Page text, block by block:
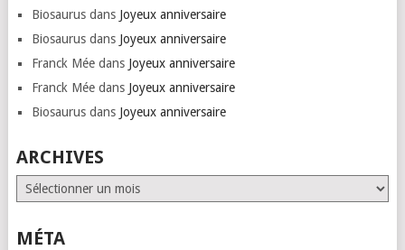
Biosaurusdans Joyeux anniversaire
Biosaurusdans Joyeux anniversaire
Franck Méedans Joyeux anniversaire
Franck Méedans Joyeux anniversaire
Biosaurusdans Joyeux anniversaire
ARCHIVES
Archives
MÉTA